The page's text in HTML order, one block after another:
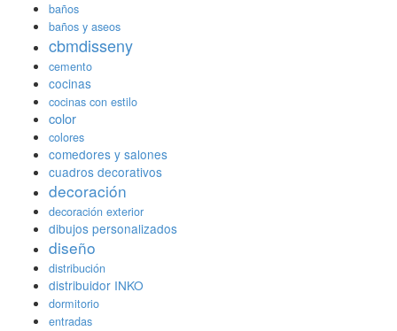
baños
baños y aseos
cbmdisseny
cemento
cocinas
cocinas con estilo
color
colores
comedores y salones
cuadros decorativos
decoración
decoración exterior
dibujos personalizados
diseño
distribución
distribuidor INKO
dormitorio
entradas